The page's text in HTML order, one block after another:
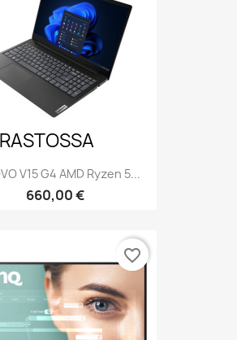
V15 G4 AMD Ryzen 5...
Hinta
660,00 €
favorite_border